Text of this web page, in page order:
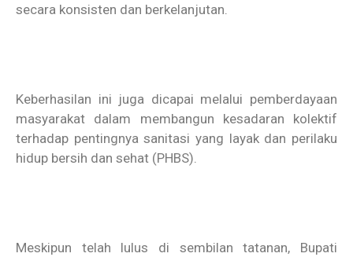
secara konsisten dan berkelanjutan.
Keberhasilan ini juga dicapai melalui pemberdayaan
masyarakat dalam membangun kesadaran kolektif
terhadap pentingnya sanitasi yang layak dan perilaku
hidup bersih dan sehat (PHBS).
Meskipun telah lulus di sembilan tatanan, Bupati